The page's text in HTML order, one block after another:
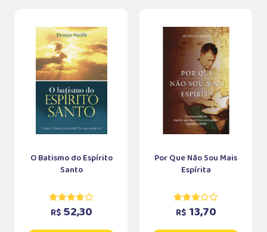
O Batismo do Espírito
Santo
R$ 52,30
Por Que Não Sou Mais
Espírita
R$ 13,70